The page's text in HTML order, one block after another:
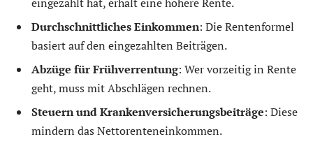
Durchschnittliches Einkommen: Die Rentenformel
basiert auf den eingezahlten Beiträgen.
Abzüge für Frühverrentung: Wer vorzeitig in Rente
geht, muss mit Abschlägen rechnen.
Steuern und Krankenversicherungsbeiträge: Diese
mindern das Nettorenteneinkommen.